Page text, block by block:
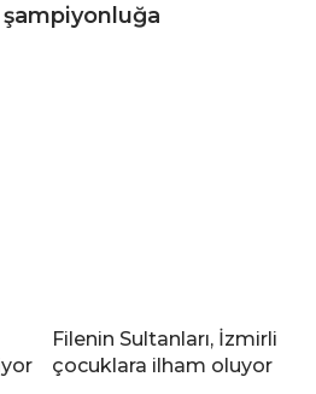
şampiyonluğa
Filenin Sultanları, İzmirli
çocuklara ilham oluyor